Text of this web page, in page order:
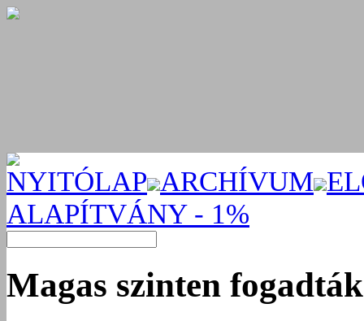
NYITÓLAP ARCHÍVUM
ALAPÍTVÁNY - 1%
Magas szinten